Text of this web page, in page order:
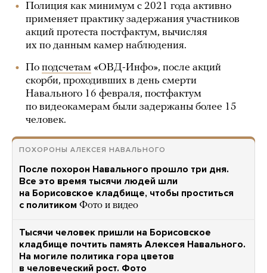
Полиция как минимум с 2021 года активно
применяет практику задержания участников
акций протеста постфактум, вычисляя
их по данным камер наблюдения.
По подсчетам «ОВД-Инфо», после акций
скорби, проходивших в день смерти
Навального 16 февраля, постфактум
по видеокамерам были задержаны более 15
человек.
ПОХОРОНЫ АЛЕКСЕЯ НАВАЛЬНОГО
После похорон Навального прошло три дня.
Все это время тысячи людей шли
на Борисовское кладбище, чтобы проститься
с политиком Фото и видео
Тысячи человек пришли на Борисовское
кладбище почтить память Алексея Навального.
На могиле политика гора цветов
в человеческий рост. Фото